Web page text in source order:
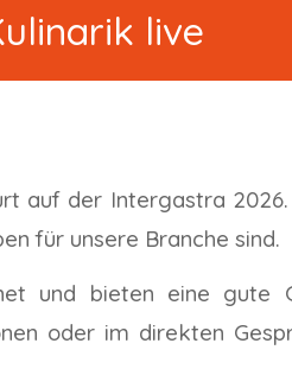
live
auf der Intergastra
für unsere Branche sind.
und bieten eine gute
oder im direkten